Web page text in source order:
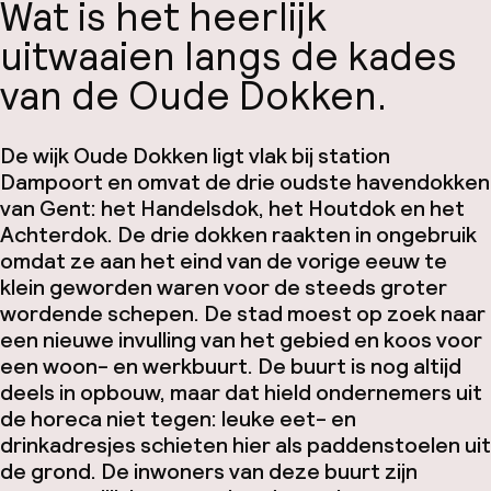
Wat is het heerlijk
uitwaaien langs de kades
van de Oude Dokken.
De wijk Oude Dokken ligt vlak bij station
Dampoort en omvat de drie oudste havendokken
van Gent: het Handelsdok, het Houtdok en het
Achterdok. De drie dokken raakten in ongebruik
omdat ze aan het eind van de vorige eeuw te
klein geworden waren voor de steeds groter
wordende schepen. De stad moest op zoek naar
een nieuwe invulling van het gebied en koos voor
een woon- en werkbuurt. De buurt is nog altijd
deels in opbouw, maar dat hield ondernemers uit
de horeca niet tegen: leuke eet- en
drinkadresjes schieten hier als paddenstoelen uit
de grond. De inwoners van deze buurt zijn